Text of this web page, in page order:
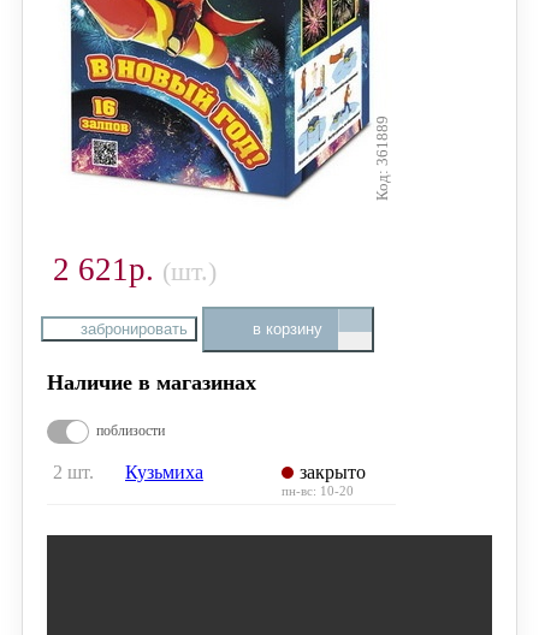
361889
2 621р. (шт.)
забронировать в корзину
Наличие в магазинах
поблизости
2 шт. Кузьмиха закрыто
пн-вс: 10-20